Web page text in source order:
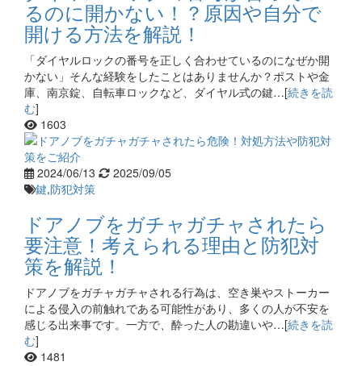
るのに開かない！？原因や自分で
開ける方法を解説！
「ダイヤルロックの番号を正しく合わせているのになぜか開
かない」そんな経験をしたことはありませんか？ポストや金
庫、南京錠、自転車ロックなど、ダイヤル式の鍵…[続きを読
む]
1603
2024/06/13
2025/09/05
鍵,防犯対策
ドアノブをガチャガチャされたら
要注意！考えられる理由と防犯対
策を解説！
ドアノブをガチャガチャされる行為は、空き巣やストーカー
による侵入の前触れである可能性があり、多くの人が不安を
感じる出来事です。一方で、酔った人の勘違いや…[続きを読
む]
1481